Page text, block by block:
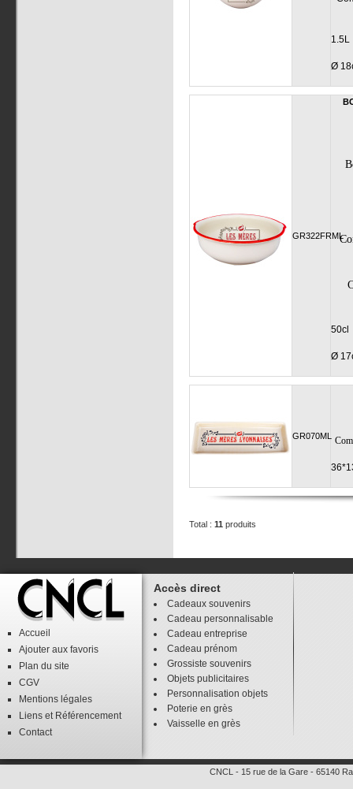
Ø
GR322FRML
50cl
Ø
GR070ML
Total : 11 produits
Accueil
Ajouter aux favoris
Plan du site
CGV
Mentions légales
Liens et Référencement
Contact
Accès direct
Cadeaux souvenirs
Cadeau personnalisable
Cadeau entreprise
Cadeau prénom
Grossiste souvenirs
Objets publicitaires
Personnalisation objets
Poterie en grès
Vaisselle en grès
CNCL - 15 rue de la Gare - 65140